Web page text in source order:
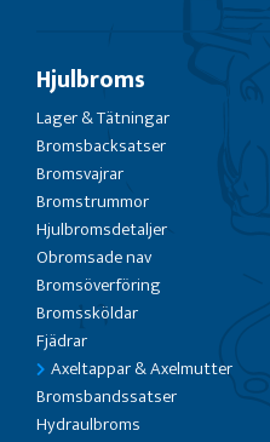
Hjulbroms
Lager & Tätningar
Bromsbacksatser
Bromsvajrar
Bromstrummor
Hjulbromsdetaljer
Obromsade nav
Bromsöverföring
Bromssköldar
Fjädrar
Axeltappar & Axelmutter
Bromsbandssatser
Hydraulbroms